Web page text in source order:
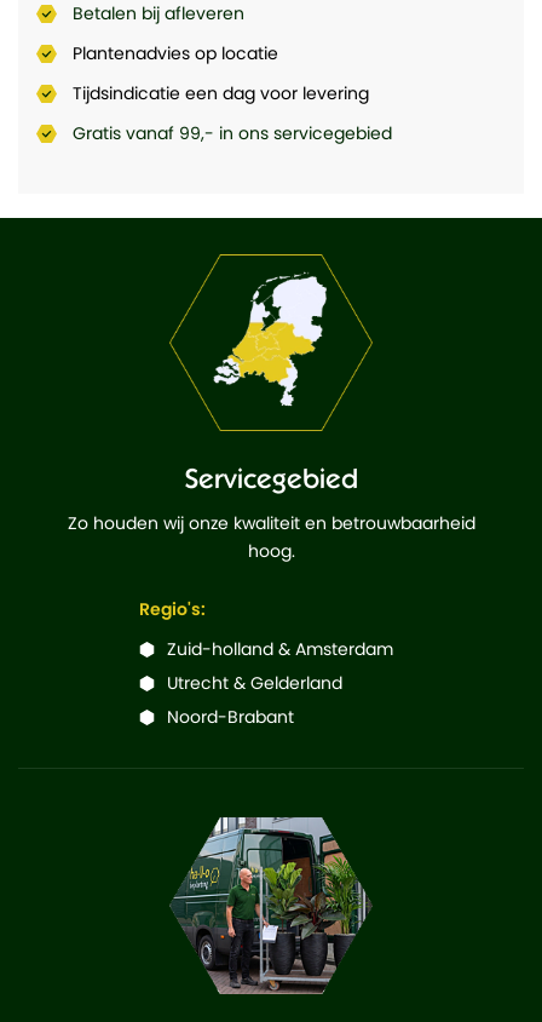
Betalen bij afleveren
Plantenadvies op locatie
Tijdsindicatie een dag voor levering
Gratis vanaf 99,- in ons servicegebied
Servicegebied
Zo houden wij onze kwaliteit en betrouwbaarheid
hoog.
Regio's:
Zuid-holland & Amsterdam
Utrecht & Gelderland
Noord-Brabant